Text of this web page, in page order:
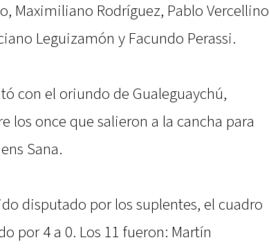
Maximiliano Rodríguez, Pablo Vercellino
Leguizamón y Facundo Perassi.
con el oriundo de Gualeguaychú,
los once que salieron a la cancha para
Sana.
disputado por los suplentes, el cuadro
por 4 a 0. Los 11 fueron: Martín